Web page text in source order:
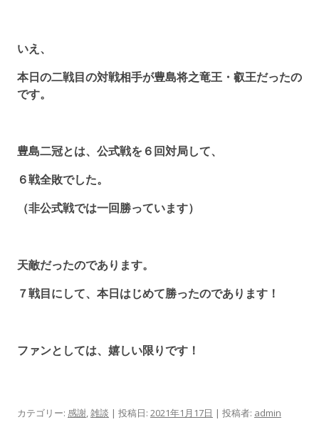
いえ、
本日の二戦目の対戦相手が豊島将之竜王・叡王だったの
です。
豊島二冠とは、公式戦を６回対局して、
６戦全敗でした。
（非公式戦では一回勝っています）
天敵だったのであります。
７戦目にして、本日はじめて勝ったのであります！
ファンとしては、嬉しい限りです！
カテゴリー: 感謝,雑談 | 投稿日: 2021年1月17日 | 投稿者: admin